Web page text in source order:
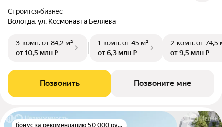
Строится•бизнес
Вологда, ул. Космонавта Беляева
3-комн.от 84,2 м²
от 10,5 млн ₽
1-комн.от 45 м²
от 6,3 млн ₽
2-комн.от 74,5
от 9,5 млн ₽
Позвонить Позвоните мне
бонус за рекомендацию 50 000 руб.